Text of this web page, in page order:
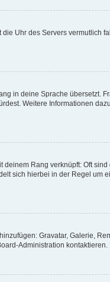
Uhr des Servers vermutlich
in deine Sprache übersetzt.
Weitere Informationen
Rang verknüpft: Oft
sich hierbei in der Regel um
Gravatar, Galerie,
Administration kontaktieren.